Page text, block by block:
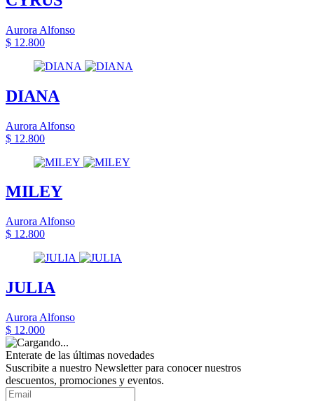
Aurora Alfonso
$ 12.800
DIANA
Aurora Alfonso
$ 12.800
MILEY
Aurora Alfonso
$ 12.800
JULIA
Aurora Alfonso
$ 12.000
Enterate de las últimas novedades
Suscribite a nuestro Newsletter para conocer nuestros
descuentos, promociones y eventos.